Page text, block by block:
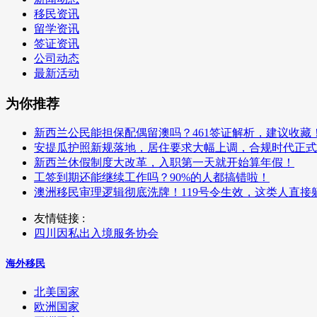
移民资讯
留学资讯
签证资讯
公司动态
最新活动
为你推荐
新西兰公民能担保配偶留澳吗？461签证解析，建议收藏！
安提瓜护照新规落地，居住要求大幅上调，合规时代正式
新西兰休假制度大改革，入职第一天就开始算年假！
工签到期还能继续工作吗？90%的人都搞错啦！
澳洲移民审理逻辑彻底洗牌！119号令生效，这类人直接
友情链接 :
四川因私出入境服务协会
海外移民
北美国家
欧洲国家